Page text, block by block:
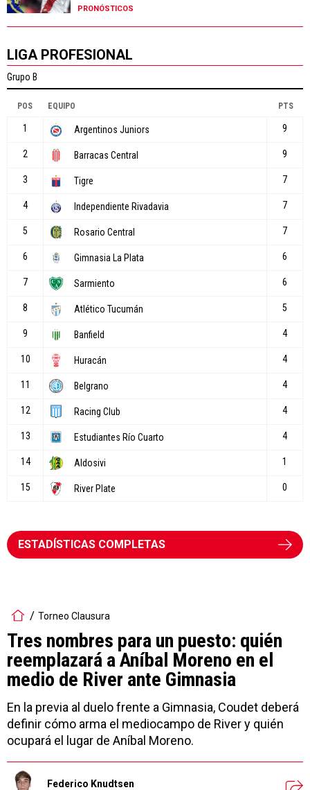
PRONÓSTICOS
LIGA PROFESIONAL
ESTADÍSTICAS COMPLETAS
Torneo Clausura
Tres nombres para un puesto: quién
reemplazará a Aníbal Moreno en el
medio de River ante Gimnasia
En la previa al duelo frente a Gimnasia, Coudet deberá
definir cómo arma el mediocampo de River y quién
ocupará el lugar de Aníbal Moreno.
Federico Knudtsen